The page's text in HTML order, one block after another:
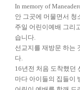
In memory of
안 그곳에 머물면서 청
주일 어린이예배 그리
습니다.
선교지를 재방문 하는
다.
16년전 처음 도착했던
마다 아이들의 집들이